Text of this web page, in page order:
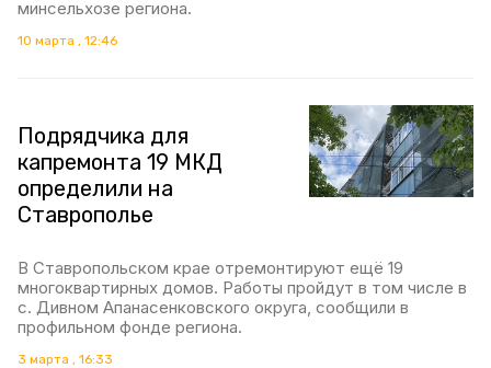
минсельхозе региона.
10 марта , 12:46
Подрядчика для
капремонта 19 МКД
определили на
Ставрополье
В Ставропольском крае отремонтируют ещё 19
многоквартирных домов. Работы пройдут в том числе в
с. Дивном Апанасенковского округа, сообщили в
профильном фонде региона.
3 марта , 16:33